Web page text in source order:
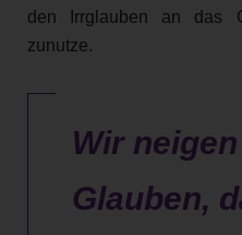
den Irrglauben an das
zunutze.
Wir
Glauben,